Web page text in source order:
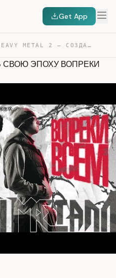
Get App
HEAVY METAL 2 – СОЗДАТЬ СВОЮ ЭПОХУ ВОПРЕКИ ВСЕМ — TRANSCRIPT
СВОЮ ЭПОХУ ВОПРЕКИ